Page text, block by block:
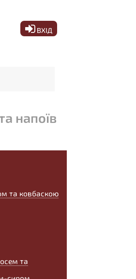
ВХІД
напоїв
та ковбаскою
та